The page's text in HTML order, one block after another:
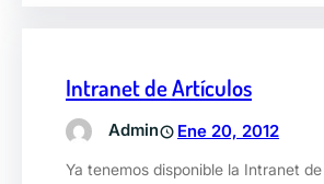
Intranet de Artículos
Admin Ene 20, 2012
Ya tenemos disponible la Intranet de